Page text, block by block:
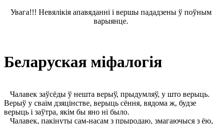
Увага!!! Невялікія апавяданні і вершы пададзены ў поўным
варыянце.
Беларуская міфалогія
Чалавек заўсёды ў нешта верыў, прыдумляў, у што верыць.
Верыў у сваім дзяцінстве, верыць сёння, вядома ж, будзе
верыць і заўтра, якім бы яно ні было.
Чалавек, пакінуты сам-насам з прыродаю, змагаючыся з ёю,